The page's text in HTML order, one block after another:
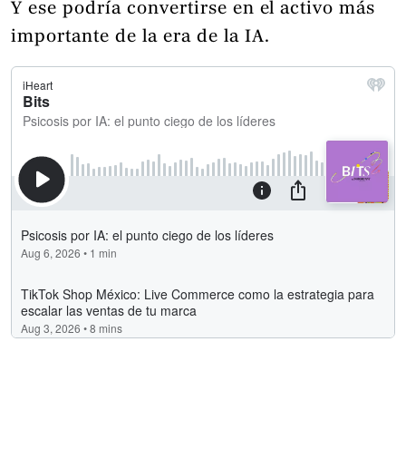
Y ese podría convertirse en el activo más
importante de la era de la IA.